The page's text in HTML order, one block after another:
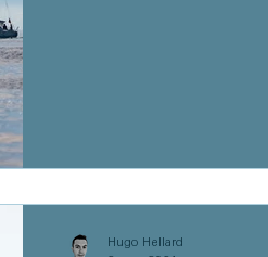
Hugo Hellard